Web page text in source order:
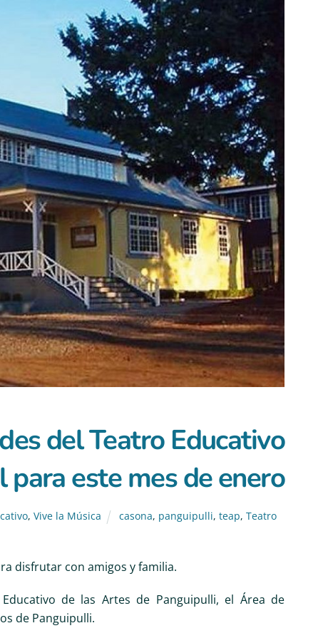
del Teatro Educativo
este mes de enero
, Vive la Música casona, panguipulli,teap,Teatro
disfrutar con amigos y familia.
de las Artes de Panguipulli, el Área de
de Panguipulli.